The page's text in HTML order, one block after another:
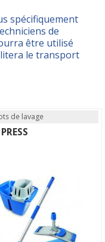
spécifiquement
de
être utilisé
le transport
de lavage